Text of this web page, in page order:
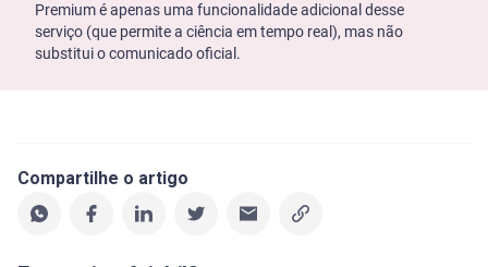
Premium é apenas uma funcionalidade adicional desse
serviço (que permite a ciência em tempo real), mas não
substitui o comunicado oficial.
Compartilhe o artigo